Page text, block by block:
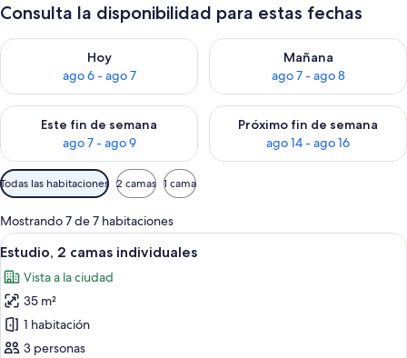
Consulta la disponibilidad para estas fechas
Hoy
ago 6 - ago 7
Consulta la disponibilidad para hoy ago 6 - ago 7
Mañana
ago 7 - ago 8
Consulta la disponibilidad
Este fin de semana
ago 7 - ago 9
Consulta la disponibilidad para este fin de semana ago 7 -
Próximo fin de semana
ago 14 - ago 16
Consulta la disponibilidad
Filtros
disponibles
para
las
habitaciones
Todas las habitaciones 2 camas 1 cama
Mostrando 7 de 7 habitaciones
Ver
todas
las
fotos
de
Estudio,
Un dormitorio moderno con una
7
Estudio, 2 camas individuales
Vista a la ciudad
35 m²
1 habitación
3 personas